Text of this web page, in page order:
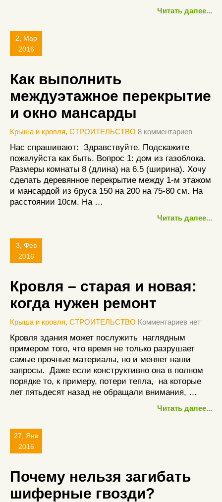
Читать далее...
2, Мар
2016
Как выполнить
междуэтажное перекрытие
и окно мансарды
Крыша и кровля, СТРОИТЕЛЬСТВО 8 комментариев
Нас спрашивают: Здравствуйте. Подскажите
пожалуйста как быть. Вопрос 1: дом из газоблока.
Размеры комнаты 8 (длина) на 6.5 (ширина). Хочу
сделать деревянное перекрытие между 1-м этажом
и мансардой из бруса 150 на 200 на 75-80 см. На
расстоянии 10см. На …
Читать далее...
3, Фев
2016
Кровля – старая и новая:
когда нужен ремонт
Крыша и кровля, СТРОИТЕЛЬСТВО Комментариев нет
Кровля здания может послужить наглядным
примером того, что время не только разрушает
самые прочные материалы, но и меняет наши
запросы. Даже если конструктивно она в полном
порядке то, к примеру, потери тепла, на которые
лет пятьдесят назад не обращали внимания, …
Читать далее...
27, Янв
2016
Почему нельзя загибать
шиферные гвозди?